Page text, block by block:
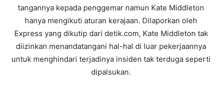
tangannya kepada penggemar namun Kate Middleton
hanya mengikuti aturan kerajaan. Dilaporkan oleh
Express yang dikutip dari detik.com, Kate Middleton tak
diizinkan menandatangani hal-hal di luar pekerjaannya
untuk menghindari terjadinya insiden tak terduga seperti
dipalsukan.